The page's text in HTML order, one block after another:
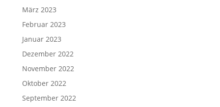
März 2023
Februar 2023
Januar 2023
Dezember 2022
November 2022
Oktober 2022
September 2022